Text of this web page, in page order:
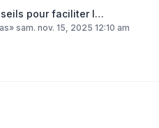
pour faciliter l…
» sam. nov. 15, 2025 12:10 am